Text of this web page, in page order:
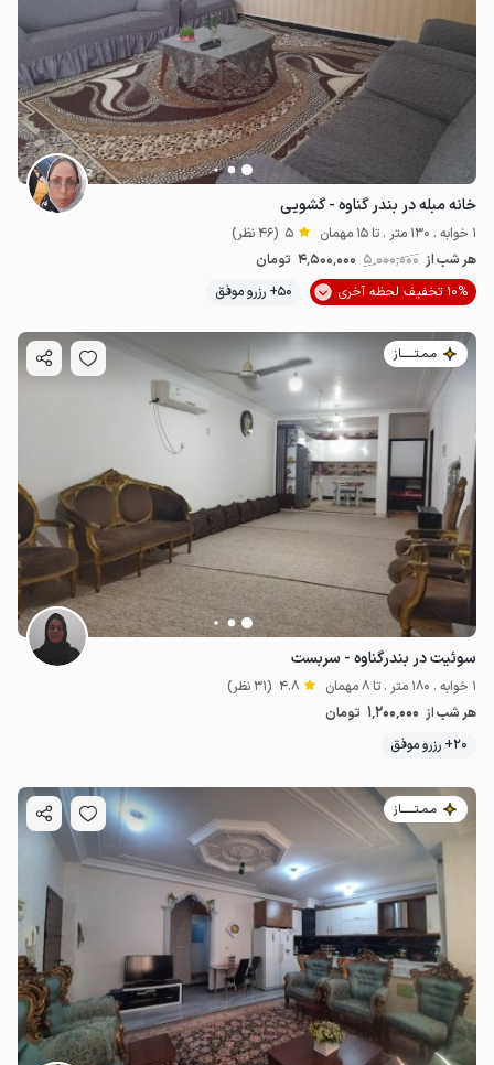
خانه مبله در بندر گناوه - گشویی
1 خوابه . 130 متر . تا 15 مهمان 5 (46 نظر)
هر شب از 5٬000٬000 4٬500٬000 تومان
10% تخفیف لحظه آخری
50+ رزرو موفق
مـمـتــــــاز
سوئیت در بندرگناوه - سربست
1 خوابه . 180 متر . تا 8 مهمان 4.8 (31 نظر)
هر شب از 1٬200٬000 تومان
20+ رزرو موفق
مـمـتــــــاز